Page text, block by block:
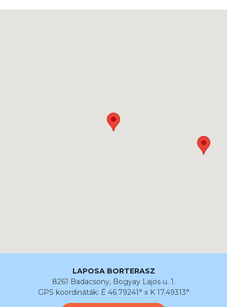
LAPOSA BORTERASZ
8261 Badacsony, Bogyay Lajos u. 1.
GPS koordináták: É 46.79241° x K 17.49313°